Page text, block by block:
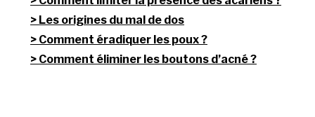
Les origines du mal de dos
Comment éradiquer les poux ?
Comment éliminer les boutons d’acné ?